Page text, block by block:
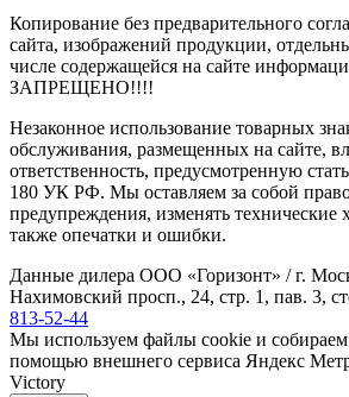
Копирование без предварительного
сайта, изображений продукции,
числе содержащейся на сайте
ЗАПРЕЩЕНО!!!!
Незаконное использование товарных
обслуживания, размещенных на сайте,
ответственность, предусмотренную
180 УК РФ. Мы оставляем за собой
предупреждения, изменять технические
также опечатки и ошибки.
Данные дилера ООО «Горизонт» / г.
Нахимовский просп., 24, стр. 1, пав. 3,
813-52-44
Мы используем файлы cookie и
помощью внешнего сервиса Яндекс
Victory